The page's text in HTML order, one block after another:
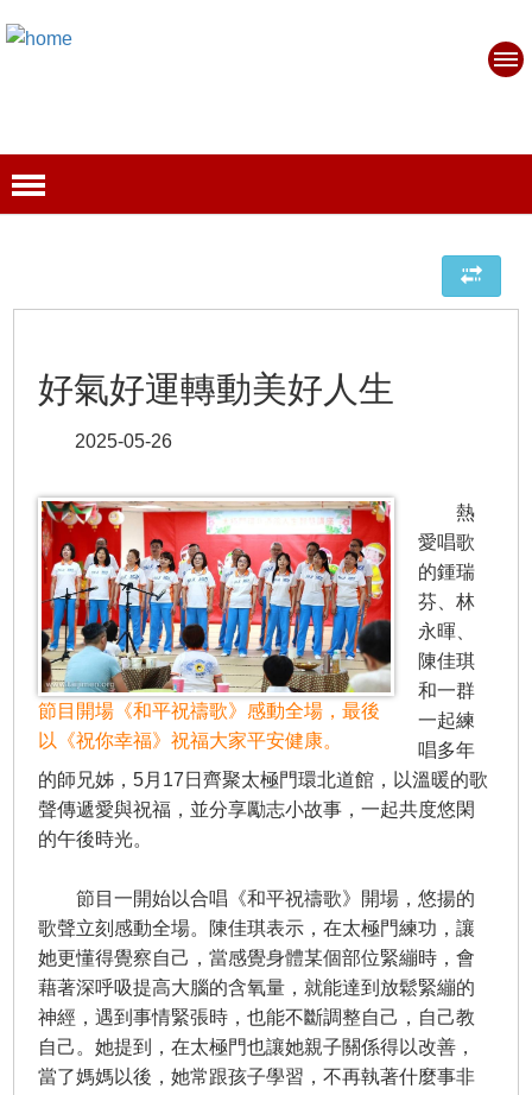
好氣好運轉動美好人生
2025-05-26
節目開場《和平祝禱歌》感動全場，最後
以《祝你幸福》祝福大家平安健康。
熱
愛唱歌
的鍾瑞
芬、林
永暉、
陳佳琪
和一群
一起練
唱多年
的師兄姊，5月17日齊聚太極門環北道館，以溫暖的歌
聲傳遞愛與祝福，並分享勵志小故事，一起共度悠閑
的午後時光。
節目一開始以合唱《和平祝禱歌》開場，悠揚的
歌聲立刻感動全場。陳佳琪表示，在太極門練功，讓
她更懂得覺察自己，當感覺身體某個部位緊繃時，會
藉著深呼吸提高大腦的含氧量，就能達到放鬆緊繃的
神經，遇到事情緊張時，也能不斷調整自己，自己教
自己。她提到，在太極門也讓她親子關係得以改善，
當了媽媽以後，她常跟孩子學習，不再執著什麼事非